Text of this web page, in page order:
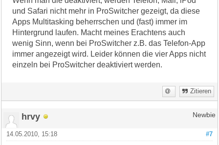
und Safari nicht mehr in ProSwitcher gezeigt, da diese
Apps Multitasking beherrschen und (fast) immer im
Hintergrund laufen. Macht meines Erachtens auch
wenig Sinn, wenn bei ProSwitcher z.B. das Telefon-App
immer angezeigt wird. Leider können die vier Apps nicht
einzeln bei ProSwitcher deaktiviert werden.
Zitieren
hrvy Newbie
#7
14.05.2010, 15:18